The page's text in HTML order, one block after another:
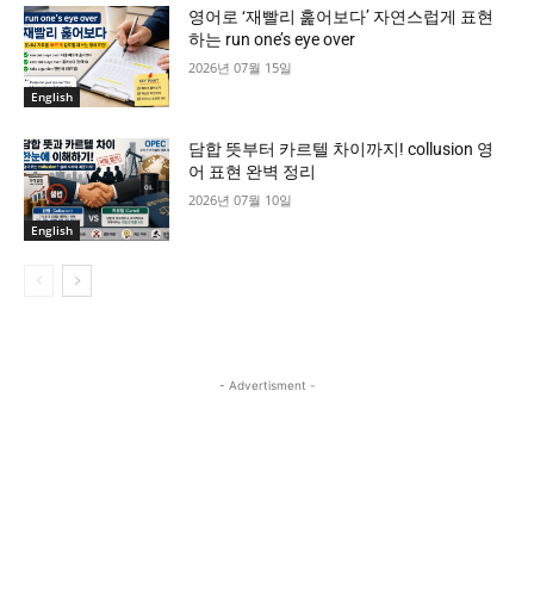
English
영어로 ‘재빨리 훑어보다’ 자연스럽게 표현
하는 run one’s eye over
2026년 07월 15일
English
담합 뜻부터 카르텔 차이까지! collusion 영
어 표현 완벽 정리
2026년 07월 10일
- Advertisment -